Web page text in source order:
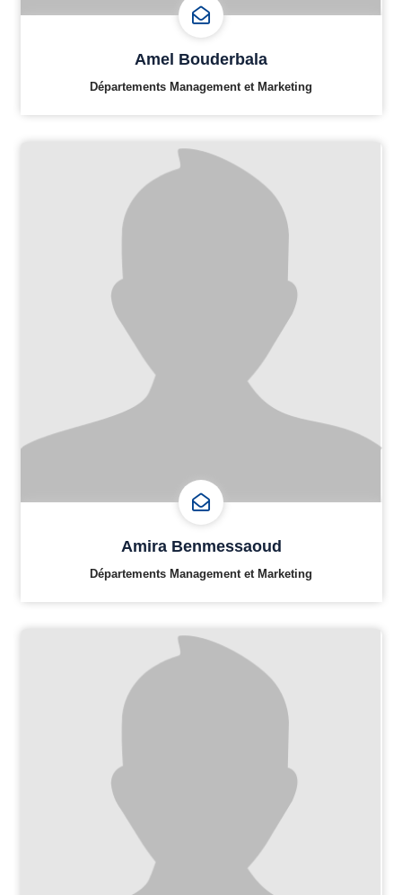
Amel Bouderbala
Départements Management et Marketing
Amira Benmessaoud
Départements Management et Marketing